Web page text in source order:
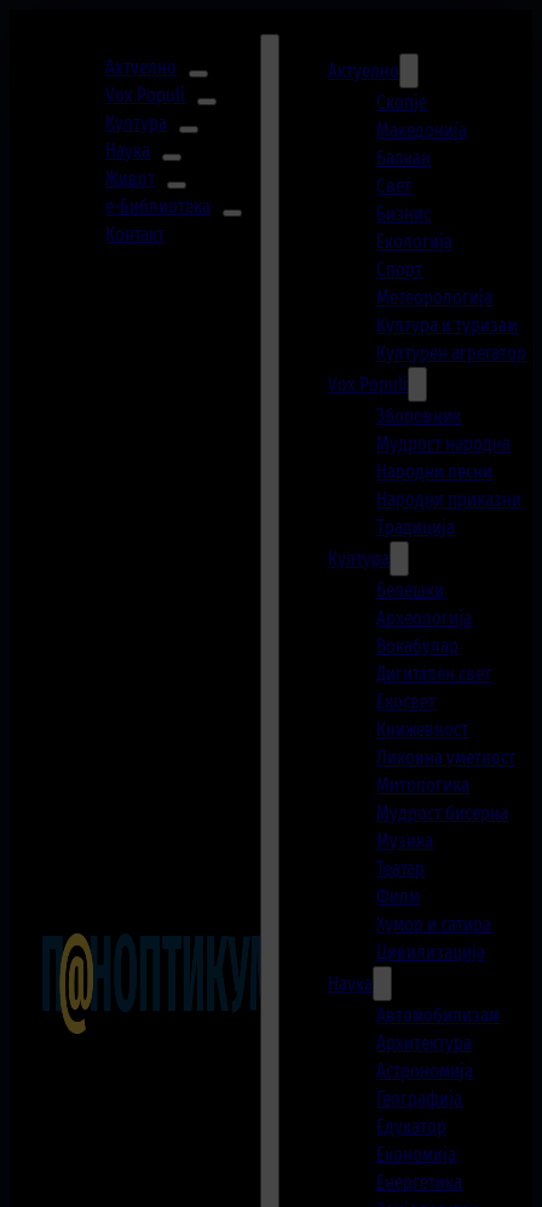
Актуелно
Vox Populi
Култура
Наука
Живот
е-Библиотека
Контакт
Актуелно
Скопје
Македонија
Балкан
Свет
Бизнис
Екологија
Спорт
Метеорологија
Култура и туризам
Културен агрегатор
Vox Populi
Зборовник
Мудрост народна
Народни песни
Народни приказни
Традиција
Култура
Белешки
Археологија
Вокабулар
Дигитален свет
Екосвет
Книжевност
Ликовна уметност
Митологика
Мудрост бисерна
Музика
Театар
Филм
Хумор и сатира
Цивилизација
Наука
Автомобилизам
Архитектура
Астрономија
Географија
Едукатор
Економија
Енергетика